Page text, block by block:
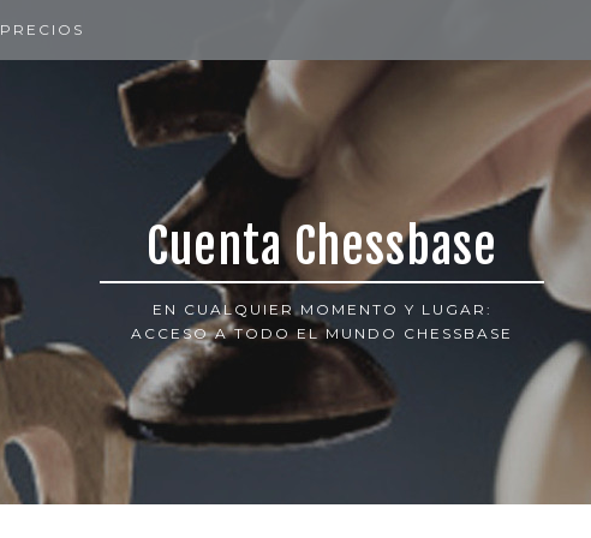
PRECIOS
Cuenta Chessbase
EN CUALQUIER MOMENTO Y LUGAR:
ACCESO A TODO EL MUNDO CHESSBASE